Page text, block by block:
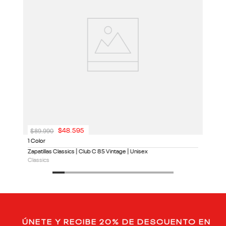
1 Color
Zapatillas Classics | Club C 85 Vintage | Unisex
Classics
$89.990 $48.595
ÚNETE Y RECIBE 20% DE DESCUENTO EN